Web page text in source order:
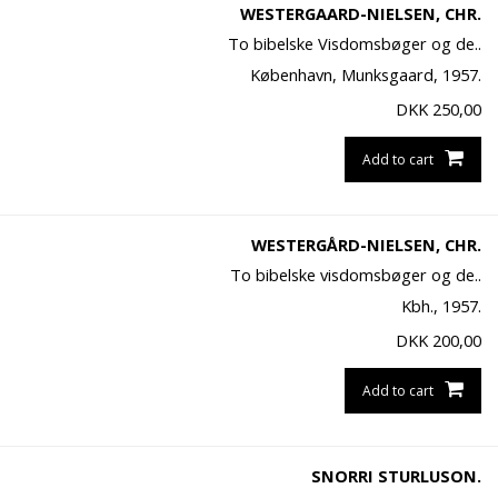
WESTERGAARD-NIELSEN, CHR.
To bibelske Visdomsbøger og de..
København, Munksgaard, 1957.
DKK 250,00
Add to cart
WESTERGÅRD-NIELSEN, CHR.
To bibelske visdomsbøger og de..
Kbh., 1957.
DKK 200,00
Add to cart
SNORRI STURLUSON.